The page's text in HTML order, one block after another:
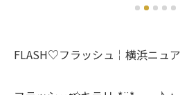
FLASH♡フラッシュ￤横浜ニュ